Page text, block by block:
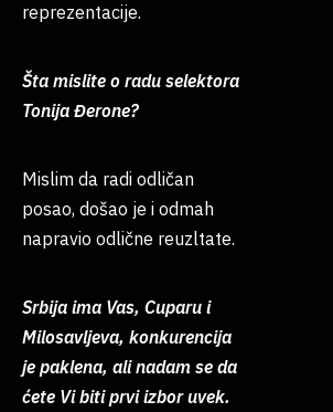
reprezentacije.
Šta mislite o radu selektora
Tonija Đerone?
Mislim da radi odličan
posao, došao je i odmah
napravio odlične reuzltate.
Srbija ima Vas, Cuparu i
Milosavljeva, konkurencija
je paklena, ali nadam se da
ćete Vi biti prvi izbor uvek.